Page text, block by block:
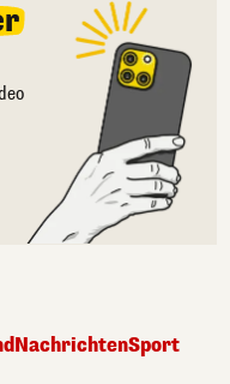
NachrichtenSport